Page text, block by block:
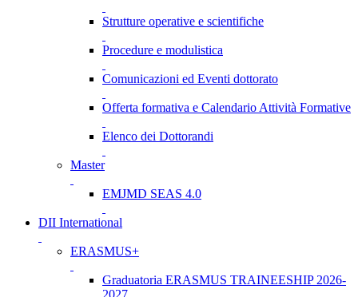
Strutture operative e scientifiche
Procedure e modulistica
Comunicazioni ed Eventi dottorato
Offerta formativa e Calendario Attività Formative
Elenco dei Dottorandi
Master
EMJMD SEAS 4.0
DII International
ERASMUS+
Graduatoria ERASMUS TRAINEESHIP 2026-
2027